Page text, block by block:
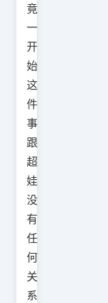
竟
一
开
始
这
件
事
跟
超
娃
没
有
任
何
关
系